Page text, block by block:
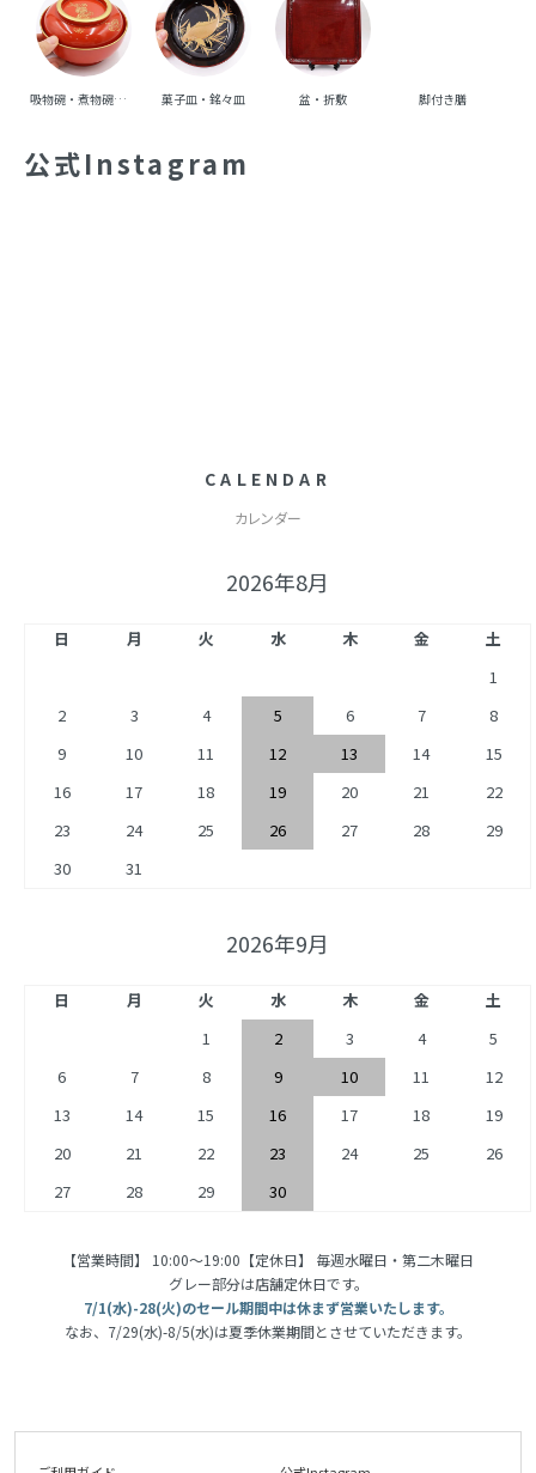
吸物碗・煮物碗・丼碗 菓子皿・銘々皿 盆・折敷 脚付き膳
公式Instagram
CALENDAR
カレンダー
2026年8月
日 月 火 水 木 金
土
1
2
3 4 5 6 7
8
9
10 11 12 13 14
15
16
17 18 19 20 21
22
23
24 25 26 27 28
29
30
31
2026年9月
日 月 火 水 木 金
土
1
2 3 4
5
6
7 8 9 10 11
12
13
14 15 16 17 18
19
20
21 22 23 24 25
26
27
28 29 30
【営業時間】 10:00〜19:00【定休日】 毎週水曜日・第二木曜日
グレー部分は店舗定休日です。
7/1(水)-28(火)のセール期間中は休まず営業いたします。
なお、7/29(水)-8/5(水)は夏季休業期間とさせていただきます。